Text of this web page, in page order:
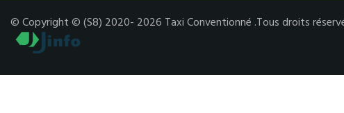
© Copyright © (S8) 2020- 2026 Taxi Conventionné .Tous droits